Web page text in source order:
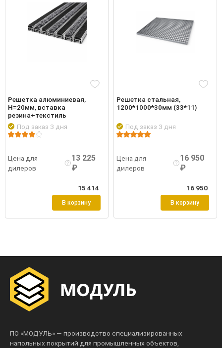
Решетка алюминиевая,
Н=20мм, вставка
резина+текстиль
Под заказ 3 дня
Цена для
дилеров
13 225
₽
15 414
В корзину
Решетка стальная,
1200*1000*30мм (33*11)
Под заказ 3 дня
Цена для
дилеров
16 950
₽
16 950
В корзину
ПО «МОДУЛЬ» — производство специализированных
напольных покрытий для промышленных объектов,